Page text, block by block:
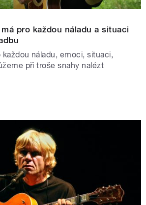
pro každou náladu a situaci
náladu, emoci, situaci,
při troše snahy nalézt